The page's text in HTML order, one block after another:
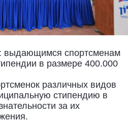
выдающимся спортсменам
в размере 400.000
различных видов
стипендию в
за их